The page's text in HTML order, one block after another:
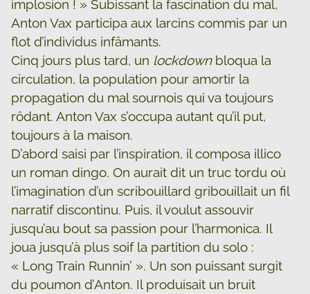
implosion ! » Subissant la fascination du mal,
Anton Vax participa aux larcins commis par un
flot d’individus infâmants.
Cinq jours plus tard, un lockdown bloqua la
circulation, la population pour amortir la
propagation du mal sournois qui va toujours
rôdant. Anton Vax s’occupa autant qu’il put,
toujours à la maison.
D’abord saisi par l’inspiration, il composa illico
un roman dingo. On aurait dit un truc tordu où
l’imagination d’un scribouillard gribouillait un fil
narratif discontinu. Puis, il voulut assouvir
jusqu’au bout sa passion pour l’harmonica. Il
joua jusqu’à plus soif la partition du solo :
« Long Train Runnin’ ». Un son puissant surgit
du poumon d’Anton. Il produisait un bruit